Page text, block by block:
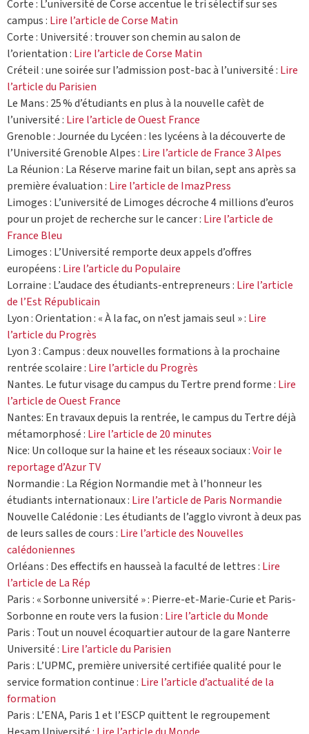
Corte : L’université de Corse accentue le tri sélectif sur ses
campus : Lire l’article de Corse Matin
Corte : Université : trouver son chemin au salon de
l’orientation : Lire l’article de Corse Matin
Créteil : une soirée sur l’admission post-bac à l’université : Lire
l’article du Parisien
Le Mans : 25 % d’étudiants en plus à la nouvelle cafèt de
l’université : Lire l’article de Ouest France
Grenoble : Journée du Lycéen : les lycéens à la découverte de
l’Université Grenoble Alpes : Lire l’article de France 3 Alpes
La Réunion : La Réserve marine fait un bilan, sept ans après sa
première évaluation : Lire l’article de ImazPress
Limoges : L’université de Limoges décroche 4 millions d’euros
pour un projet de recherche sur le cancer : Lire l’article de
France Bleu
Limoges : L’Université remporte deux appels d’offres
européens : Lire l’article du Populaire
Lorraine : L’audace des étudiants-entrepreneurs : Lire l’article
de l’Est Républicain
Lyon : Orientation : « À la fac, on n’est jamais seul » : Lire
l’article du Progrès
Lyon 3 : Campus : deux nouvelles formations à la prochaine
rentrée scolaire : Lire l’article du Progrès
Nantes. Le futur visage du campus du Tertre prend forme : Lire
l’article de Ouest France
Nantes: En travaux depuis la rentrée, le campus du Tertre déjà
métamorphosé : Lire l’article de 20 minutes
Nice: Un colloque sur la haine et les réseaux sociaux :Voir le
reportage d’Azur TV
Normandie : La Région Normandie met à l’honneur les
étudiants internationaux : Lire l’article de Paris Normandie
Nouvelle Calédonie : Les étudiants de l’agglo vivront à deux pas
de leurs salles de cours : Lire l’article des Nouvelles
calédoniennes
Orléans : Des effectifs en hausseà la faculté de lettres : Lire
l’article de La Rép
Paris : « Sorbonne université » : Pierre-et-Marie-Curie et Paris-
Sorbonne en route vers la fusion : Lire l’article du Monde
Paris : Tout un nouvel écoquartier autour de la gare Nanterre
Université : Lire l’article du Parisien
Paris : L’UPMC, première université certifiée qualité pour le
service formation continue : Lire l’article d’actualité de la
formation
Paris : L’ENA, Paris 1 et l’ESCP quittent le regroupement